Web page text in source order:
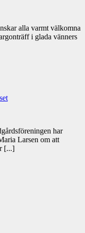
alla varmt välkomna
i glada vänners
har
Larsen om att
[...]